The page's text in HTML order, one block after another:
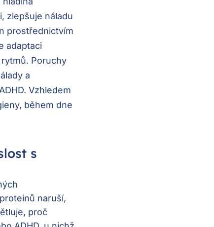
zlepšuje náladu
prostřednictvím
adaptaci
Poruchy
a
Vzhledem
během dne
s
naruší,
proč